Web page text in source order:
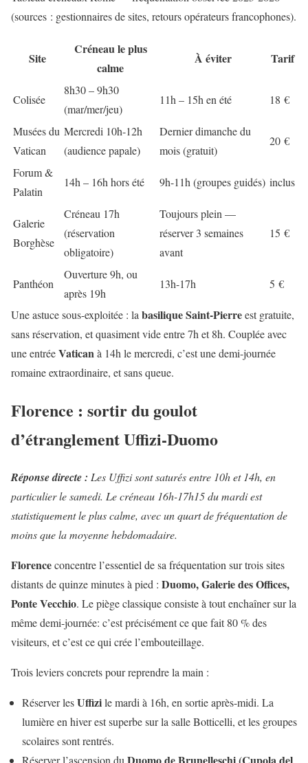
(sources : gestionnaires de sites, retours opérateurs francophones).
Site
Créneau le plus
calme
À éviter Tarif
Colisée
8h30 – 9h30
(mar/mer/jeu)
11h – 15h en été 18 €
Musées du
Vatican
Mercredi 10h-12h
(audience papale)
Dernier dimanche du
mois (gratuit)
20 €
Forum &
Palatin
14h – 16h hors été 9h-11h (groupes guidés) inclus
Galerie
Borghèse
Créneau 17h
(réservation
obligatoire)
Toujours plein —
réserver 3 semaines
avant
15 €
Panthéon
Ouverture 9h, ou
après 19h
13h-17h 5 €
Une astuce sous-exploitée : labasilique Saint-Pierreest gratuite,
sans réservation, et quasiment vide entre 7h et 8h. Couplée avec
une entréeVaticanà 14h le mercredi, c’est une demi-journée
romaine extraordinaire, et sans queue.
Florence : sortir du goulot
d’étranglement Uffizi-Duomo
Réponse directe : Les Uffizi sont saturés entre 10h et 14h, en
particulier le samedi. Le créneau 16h-17h15 du mardi est
statistiquement le plus calme, avec un quart de fréquentation de
moins que la moyenne hebdomadaire.
Florenceconcentre l’essentiel de sa fréquentation sur trois sites
distants de quinze minutes à pied : Duomo, Galerie des Offices,
Ponte Vecchio. Le piège classique consiste à tout enchaîner sur la
même demi-journée: c’est précisément ce que fait 80 % des
visiteurs, et c’est ce qui crée l’embouteillage.
Trois leviers concrets pour reprendre la main :
Réserver lesUffizile mardi à 16h, en sortie après-midi. La
lumière en hiver est superbe sur la salle Botticelli, et les groupes
scolaires sont rentrés.
Réserver l’ascension du